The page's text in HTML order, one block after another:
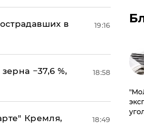
в
19:16
−37,6 %,
18:58
Кремля,
18:49